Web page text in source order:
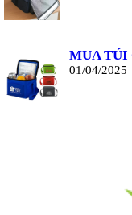
MUA TÚI
01/04/2025